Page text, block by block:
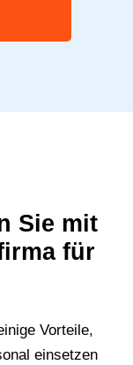
Sie mit
für
Vorteile,
einsetzen